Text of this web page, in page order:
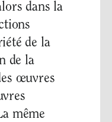
dans la
de la
de la
œuvres
même